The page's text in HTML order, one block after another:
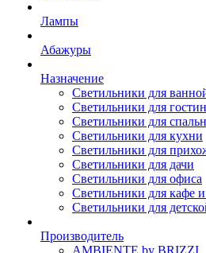
Лампы
Абажуры
Назначение
Светильники для
Светильники для
Светильники для
Светильники для кухни
Светильники для
Светильники для дачи
Светильники для офиса
Светильники для кафе и
Светильники для
Производитель
AMBIENTE by BRIZZI